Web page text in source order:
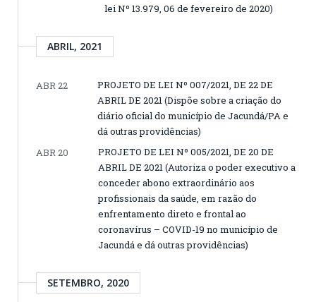
lei Nº 13.979, 06 de fevereiro de 2020)
ABRIL, 2021
ABR 22
PROJETO DE LEI Nº 007/2021, DE 22 DE
ABRIL DE 2021 (Dispõe sobre a criação do
diário oficial do município de Jacundá/PA e
dá outras providências)
ABR 20
PROJETO DE LEI Nº 005/2021, DE 20 DE
ABRIL DE 2021 (Autoriza o poder executivo a
conceder abono extraordinário aos
profissionais da saúde, em razão do
enfrentamento direto e frontal ao
coronavírus – COVID-19 no município de
Jacundá e dá outras providências)
SETEMBRO, 2020